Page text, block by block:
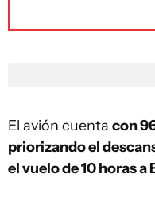
El avión cuenta con
priorizando el
el vuelo de 10 horas a